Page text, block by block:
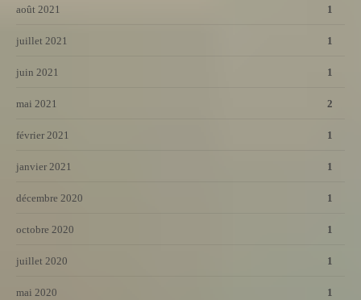
août 2021 1
juillet 2021 1
juin 2021 1
mai 2021 2
février 2021 1
janvier 2021 1
décembre 2020 1
octobre 2020 1
juillet 2020 1
mai 2020 1